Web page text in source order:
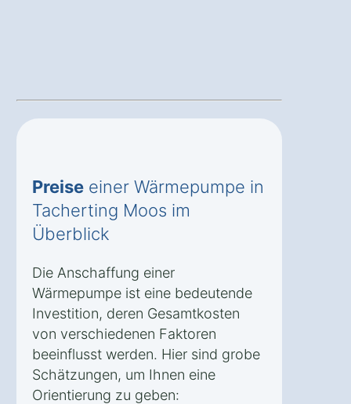
Preise einer Wärmepumpe in
Tacherting Moos im
Überblick
Die Anschaffung einer
Wärmepumpe ist eine bedeutende
Investition, deren Gesamtkosten
von verschiedenen Faktoren
beeinflusst werden. Hier sind grobe
Schätzungen, um Ihnen eine
Orientierung zu geben: